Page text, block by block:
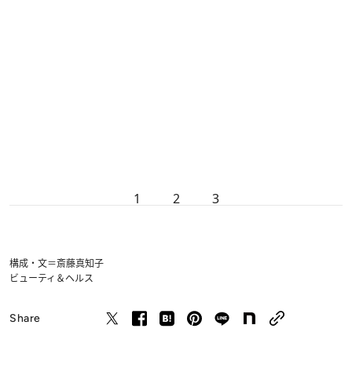
1 2 3
構成・文＝斎藤真知子
ビューティ＆ヘルス
Share